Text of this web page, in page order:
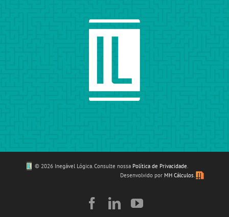
©2026 Inegável Lógica. Consulte nossa Política de Privacidade.
Desenvolvido por MH Cálculos
Facebook
LinkedInYouTube